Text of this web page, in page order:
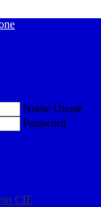
Nome Utente
Password
CIE